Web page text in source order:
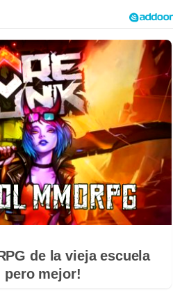
de la vieja escuela
pero mejor!